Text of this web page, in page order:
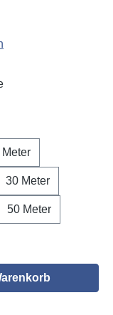
Meter
30 Meter
50 Meter